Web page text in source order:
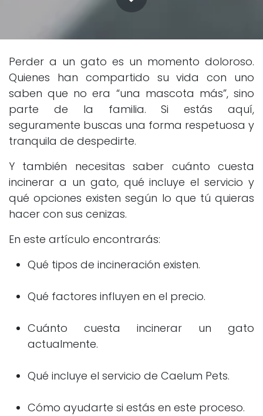
Perder a un gato es un momento doloroso.
Quienes han compartido su vida con uno
saben que no era “una mascota más”, sino
parte de la familia. Si estás aquí,
seguramente buscas una forma respetuosa y
tranquila de despedirte.
Y también necesitas saber cuánto cuesta
incinerar a un gato, qué incluye el servicio y
qué opciones existen según lo que tú quieras
hacer con sus cenizas.
En este artículo encontrarás:
Qué tipos de incineración existen.
Qué factores influyen en el precio.
Cuánto cuesta incinerar un gato
actualmente.
Qué incluye el servicio de Caelum Pets.
Cómo ayudarte si estás en este proceso.